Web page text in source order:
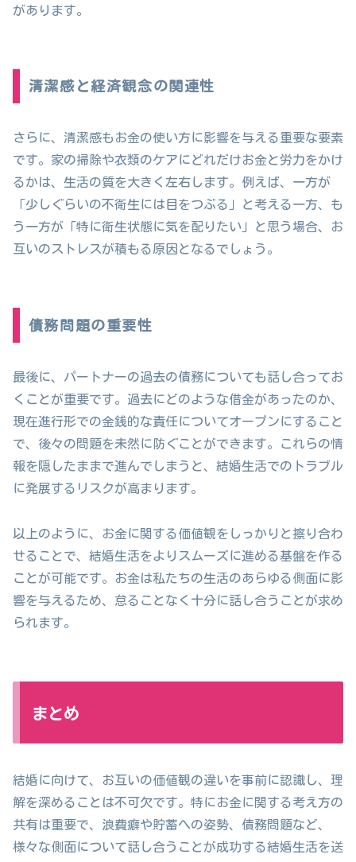
があります。
清潔感と経済観念の関連性
さらに、清潔感もお金の使い方に影響を与える重要な要素
です。家の掃除や衣類のケアにどれだけお金と労力をかけ
るかは、生活の質を大きく左右します。例えば、一方が
「少しぐらいの不衛生には目をつぶる」と考える一方、も
う一方が「特に衛生状態に気を配りたい」と思う場合、お
互いのストレスが積もる原因となるでしょう。
債務問題の重要性
最後に、パートナーの過去の債務についても話し合ってお
くことが重要です。過去にどのような借金があったのか、
現在進行形での金銭的な責任についてオープンにすること
で、後々の問題を未然に防ぐことができます。これらの情
報を隠したままで進んでしまうと、結婚生活でのトラブル
に発展するリスクが高まります。
以上のように、お金に関する価値観をしっかりと擦り合わ
せることで、結婚生活をよりスムーズに進める基盤を作る
ことが可能です。お金は私たちの生活のあらゆる側面に影
響を与えるため、怠ることなく十分に話し合うことが求め
られます。
まとめ
結婚に向けて、お互いの価値観の違いを事前に認識し、理
解を深めることは不可欠です。特にお金に関する考え方の
共有は重要で、浪費癖や貯蓄への姿勢、債務問題など、
様々な側面について話し合うことが成功する結婚生活を送